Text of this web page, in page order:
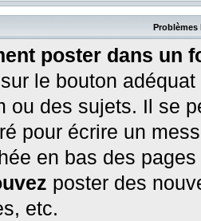
Problèmes
poster dans un
le bouton
ou des sujets. Il se
pour écrire un
en bas des
poster des
etc.